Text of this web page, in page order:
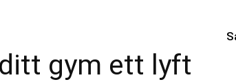
gym ett lyft